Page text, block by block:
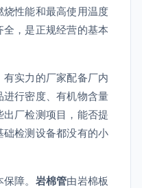
性能和最高使用温度
，是正规经营的基本
实力的厂家配备厂内
行密度、有机物含量
厂检测项目，能否提
检测设备都没有的小
障。 岩棉管由岩棉板